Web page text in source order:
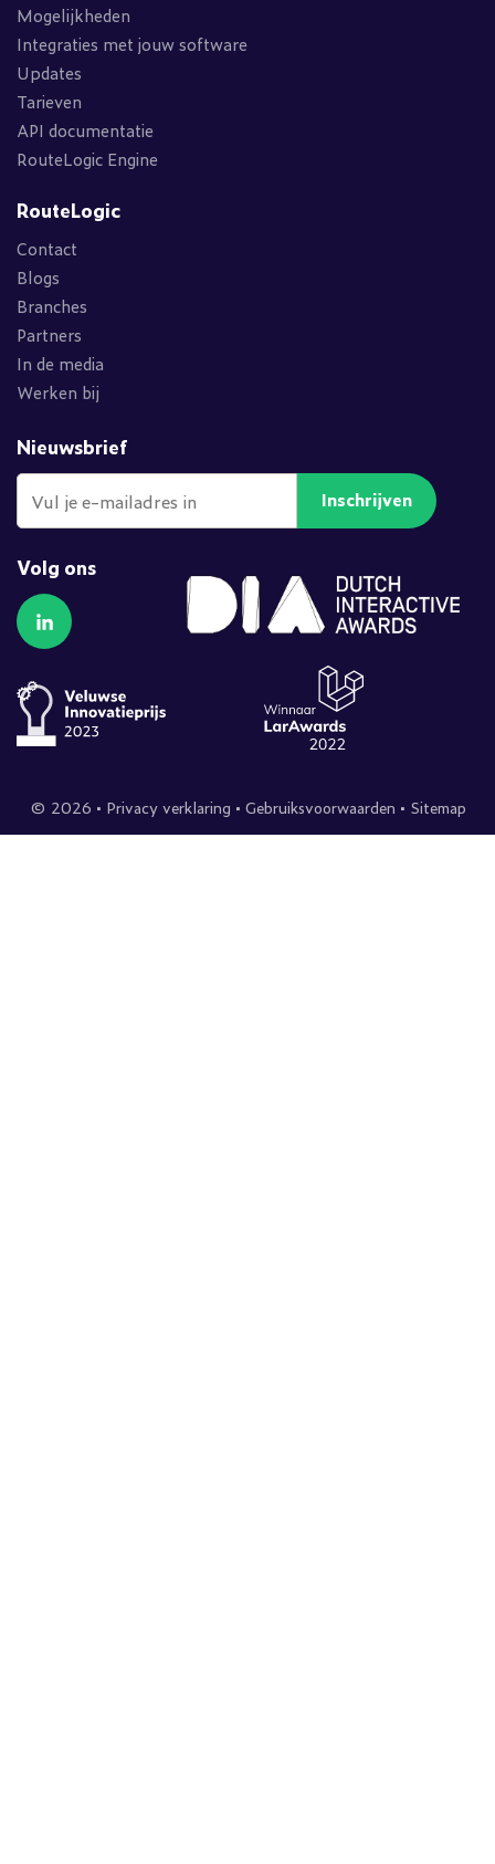
Mogelijkheden
Integraties met jouw software
Updates
Tarieven
API documentatie
RouteLogic Engine
RouteLogic
Contact
Blogs
Branches
Partners
In de media
Werken bij
Nieuwsbrief
Inschrijven
Volg ons
Volg ons op LinkedIn
© 2026 • Privacy verklaring • Gebruiksvoorwaarden • Sitemap